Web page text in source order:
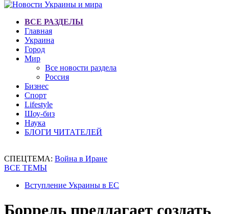
ВСЕ РАЗДЕЛЫ
Главная
Украина
Город
Мир
Все новости раздела
Россия
Бизнес
Спорт
Lifestyle
Шоу-биз
Наука
БЛОГИ ЧИТАТЕЛЕЙ
СПЕЦТЕМА: Война в Иране
ВСЕ ТЕМЫ
Вступление Украины в ЕС
Боррель предлагает создать